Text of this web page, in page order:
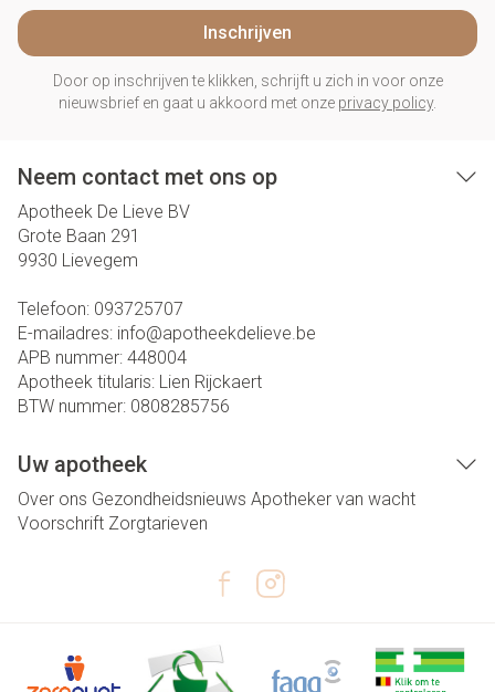
Inschrijven
Door op inschrijven te klikken, schrijft u zich in voor onze
nieuwsbrief en gaat u akkoord met onze privacy policy.
Neem contact met ons op
Apotheek De Lieve BV
Grote Baan 291
9930 Lievegem
Telefoon: 093725707
E-mailadres: info@apotheekdelieve.be
APB nummer: 448004
Apotheek titularis: Lien Rijckaert
BTW nummer: 0808285756
Uw apotheek
Over ons Gezondheidsnieuws Apotheker van wacht
Voorschrift Zorgtarieven